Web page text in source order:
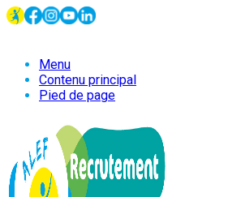
Menu
Contenu principal
Pied de page